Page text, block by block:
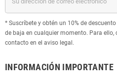
* Suscríbete y obtén un 10% de
de baja en cualquier momento. Para
contacto en el aviso legal.
INFORMACIÓN IMPORTANTE